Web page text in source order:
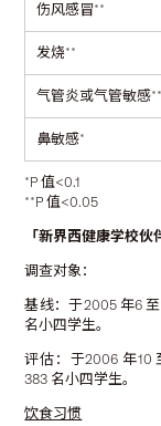
伤风感冒**
发烧**
气管炎或气管敏感**
鼻敏感*
*P 值<0.1
**P 值<0.05
「新界西健康学校
调查对象：
基线：于2005 年6
名小四学生。
评估：于2006 年10
383 名小四学生。
饮食习惯